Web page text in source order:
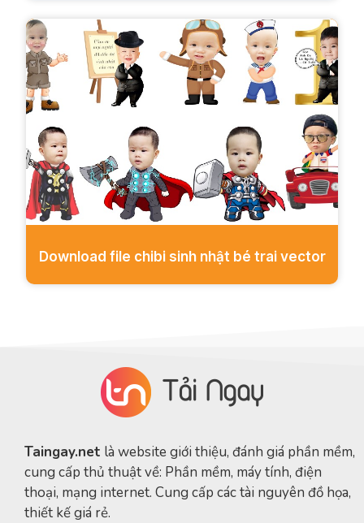
Download file chibi sinh nhật bé trai vector
Taingay.net là website giới thiệu, đánh giá phần mềm,
cung cấp thủ thuật về: Phần mềm, máy tính, điện
thoại, mạng internet. Cung cấp các tài nguyên đồ họa,
thiết kế giá rẻ.